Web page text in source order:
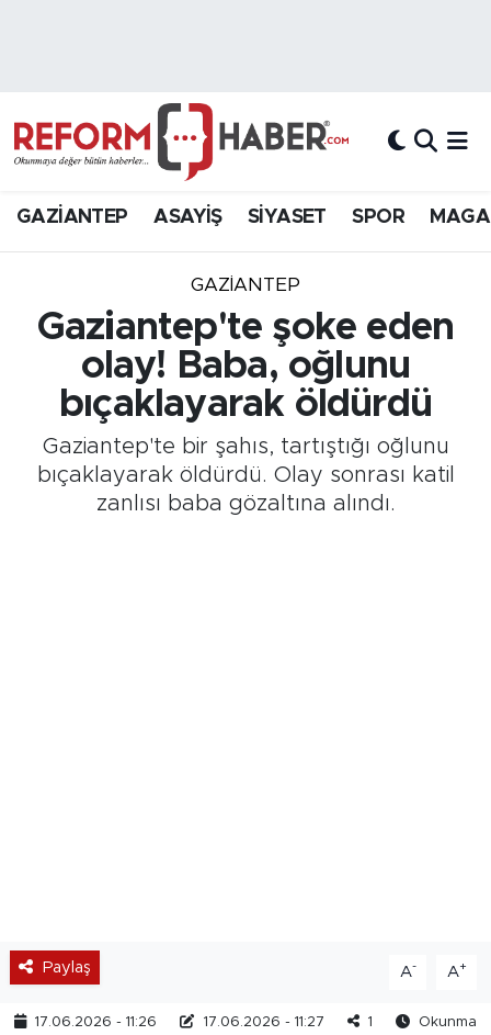
GAZİANTEP ASAYİŞ SİYASET SPOR
GAZIANTEP
Gaziantep'te şoke eden
olay! Baba, oğlunu
bıçaklayarak öldürdü
Gaziantep'te bir şahıs, tartıştığı oğlunu
bıçaklayarak öldürdü. Olay sonrası katil
zanlısı baba gözaltına alındı.
Paylaş A- A+
17.06.2026 - 11:26 17.06.2026 - 11:27 1
Okunma
Hava Durumu
Süper Lig Puan Durumu ve Fikstür
Tüm Manşetler
Son Dakika Haberleri
Haber Arşivi